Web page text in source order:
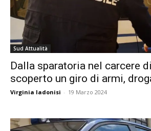
Sud Attualità
Dalla sparatoria nel carcere
scoperto un giro di armi,
Virginia Iadonisi - 19 Marzo 2024